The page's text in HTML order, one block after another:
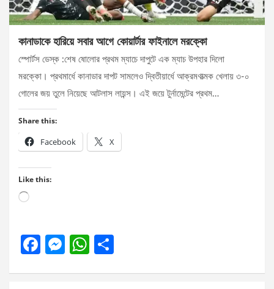
কানাডাকে হারিয়ে সবার আগে কোয়ার্টার ফাইনালে মরক্কো
স্পোর্টস ডেস্ক :শেষ ষোলোর প্রথম ম্যাচে দাপুটে এক ম্যাচ উপহার দিলো
মরক্কো। প্রথমার্ধে কানাডার দাপট সামলেও দ্বিতীয়ার্ধে আক্রমণাত্মক খেলায় ৩-০
গোলের জয় তুলে নিয়েছে আটলাস লায়ন্স। এই জয়ে টুর্নামেন্টের প্রথম…
Share this:
Facebook X
Like this:
Loading…
F
M W